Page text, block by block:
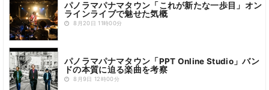
パノラマパナマタウン「これが新たな一歩目」オン
ラインライブで魅せた気概
8月20日 11時00分
パノラマパナマタウン「PPT Online Studio」バン
ドの本質に迫る楽曲を考察
8月9日 12時00分